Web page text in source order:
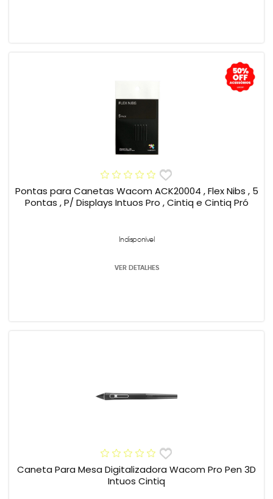
Pontas para Canetas Wacom ACK20004 , Flex Nibs , 5
Pontas , P/ Displays Intuos Pro , Cintiq e Cintiq Pró
Indisponível
VER DETALHES
Caneta Para Mesa Digitalizadora Wacom Pro Pen 3D
Intuos Cintiq